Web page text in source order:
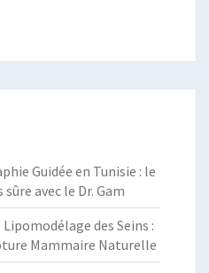
Guidée en Tunisie : le
avec le Dr. Gam
des Seins :
Mammaire Naturelle